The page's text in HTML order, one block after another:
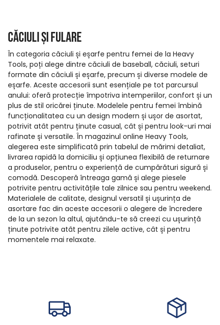
Căciuli și fulare
În categoria căciuli și eșarfe pentru femei de la Heavy
Tools, poți alege dintre căciuli de baseball, căciuli, seturi
formate din căciuli și eșarfe, precum și diverse modele de
eșarfe. Aceste accesorii sunt esențiale pe tot parcursul
anului: oferă protecție împotriva intemperiilor, confort și un
plus de stil oricărei ținute. Modelele pentru femei îmbină
funcționalitatea cu un design modern și ușor de asortat,
potrivit atât pentru ținute casual, cât și pentru look-uri mai
rafinate și versatile. În magazinul online Heavy Tools,
alegerea este simplificată prin tabelul de mărimi detaliat,
livrarea rapidă la domiciliu și opțiunea flexibilă de returnare
a produselor, pentru o experiență de cumpărături sigură și
comodă. Descoperă întreaga gamă și alege piesele
potrivite pentru activitățile tale zilnice sau pentru weekend.
Materialele de calitate, designul versatil și ușurința de
asortare fac din aceste accesorii o alegere de încredere
de la un sezon la altul, ajutându-te să creezi cu ușurință
ținute potrivite atât pentru zilele active, cât și pentru
momentele mai relaxate.